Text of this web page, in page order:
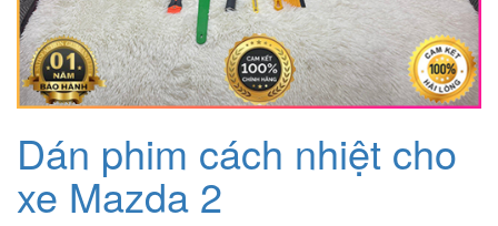
Dán phim cách nhiệt cho
xe Mazda 2